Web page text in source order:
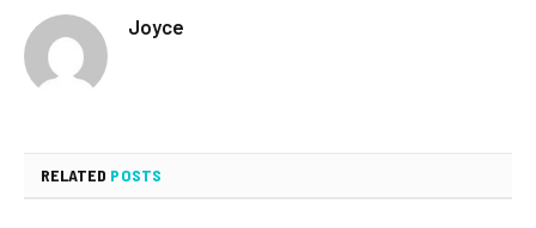
Joyce
RELATED POSTS